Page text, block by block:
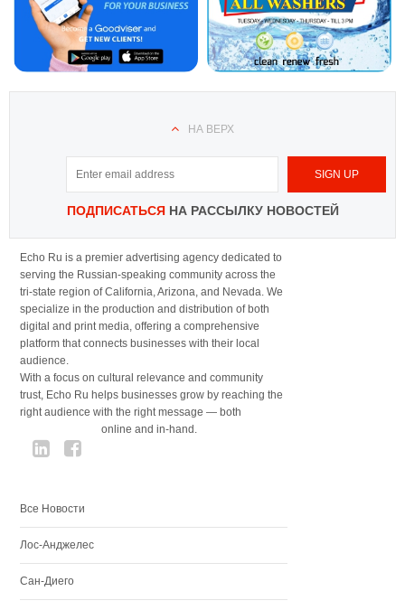
НА ВЕРХ
ПОДПИСАТЬСЯНА РАССЫЛКУ НОВОСТЕЙ
Echo Ru is a premier advertising agency dedicated to
serving the Russian-speaking community across the
tri-state region of California, Arizona, and Nevada. We
specialize in the production and distribution of both
digital and print media, offering a comprehensive
platform that connects businesses with their local
audience.
With a focus on cultural relevance and community
trust, Echo Ru helps businesses grow by reaching the
right audience with the right message — both
online and in-hand.
Все Новости
Лос-Анджелес
Сан-Диего